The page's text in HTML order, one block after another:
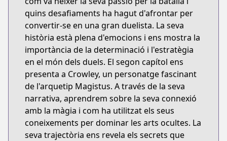
quins desafiaments ha hagut d'afrontar per
convertir-se en una gran duelista. La seva
història està plena d'emocions i ens mostra la
importància de la determinació i l'estratègia
en el món dels duels. El segon capítol ens
presenta a Crowley, un personatge fascinant
de l'arquetip Magistus. A través de la seva
narrativa, aprendrem sobre la seva connexió
amb la màgia i com ha utilitzat els seus
coneixements per dominar les arts ocultes. La
seva trajectòria ens revela els secrets que